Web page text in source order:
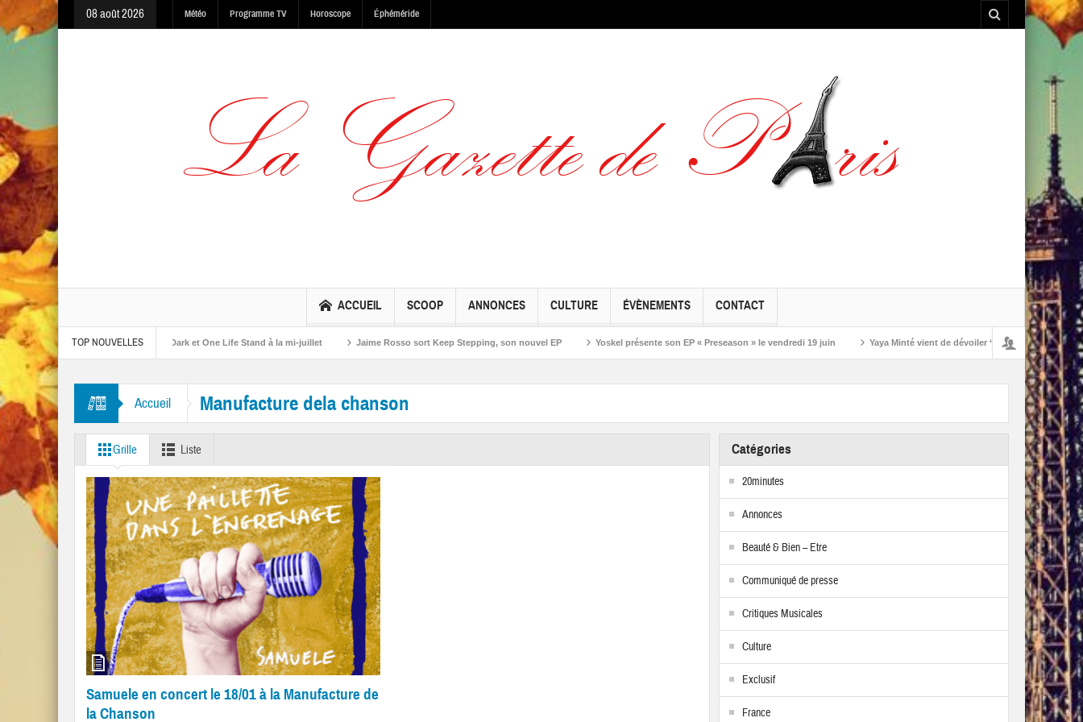
08 août 2026 Météo Programme TV Horoscope Éphéméride
ACCUEIL SCOOP ANNONCES CULTURE ÉVÈNEMENTS CONTACT
TOP NOUVELLES
The Warning, Made In The Dark et One Life Stand à la mi-juillet Jaime Rosso sort Keep Stepping, son nouvel EP Yoskel présente son EP « Preseason » le vendredi 19 juin Yaya Minté vient de dévoiler ‘So’, son premier album
“Mr. Tambourine Man” et “Like A Rolling Stone”
Accueil Manufacture dela chanson
Grille Liste
Samuele en concert le 18/01 à la Manufacture de
la Chanson
Catégories
20minutes
Annonces
Beauté & Bien – Etre
Communiqué de presse
Critiques Musicales
Culture
Exclusif
France